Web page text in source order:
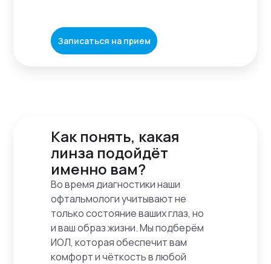
Записаться на прием
Как понять, какая
линза подойдёт
именно вам?
Во время диагностики наши
офтальмологи учитывают не
только состояние ваших глаз, но
и ваш образ жизни. Мы подберём
ИОЛ, которая обеспечит вам
комфорт и чёткость в любой